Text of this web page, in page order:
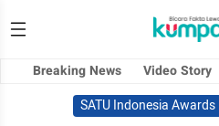
Breaking News Video Story
SATU Indonesia Awards